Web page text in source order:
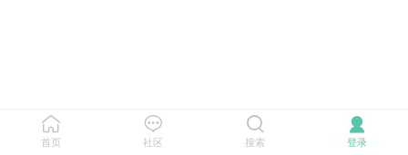
首页 社区 搜索 登录